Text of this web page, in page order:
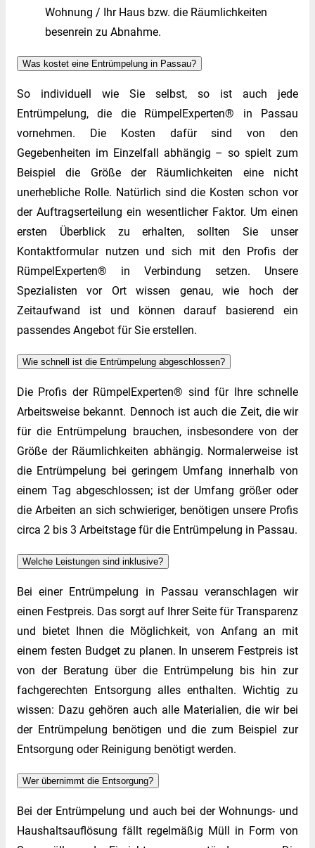
Wohnung / Ihr Haus bzw. die Räumlichkeiten
besenrein zu Abnahme.
Was kostet eine Entrümpelung in Passau?
So individuell wie Sie selbst, so ist auch jede
Entrümpelung, die die RümpelExperten® in Passau
vornehmen. Die Kosten dafür sind von den
Gegebenheiten im Einzelfall abhängig – so spielt zum
Beispiel die Größe der Räumlichkeiten eine nicht
unerhebliche Rolle. Natürlich sind die Kosten schon vor
der Auftragserteilung ein wesentlicher Faktor. Um einen
ersten Überblick zu erhalten, sollten Sie unser
Kontaktformular nutzen und sich mit den Profis der
RümpelExperten® in Verbindung setzen. Unsere
Spezialisten vor Ort wissen genau, wie hoch der
Zeitaufwand ist und können darauf basierend ein
passendes Angebot für Sie erstellen.
Wie schnell ist die Entrümpelung abgeschlossen?
Die Profis der RümpelExperten® sind für Ihre schnelle
Arbeitsweise bekannt. Dennoch ist auch die Zeit, die wir
für die Entrümpelung brauchen, insbesondere von der
Größe der Räumlichkeiten abhängig. Normalerweise ist
die Entrümpelung bei geringem Umfang innerhalb von
einem Tag abgeschlossen; ist der Umfang größer oder
die Arbeiten an sich schwieriger, benötigen unsere Profis
circa 2 bis 3 Arbeitstage für die Entrümpelung in Passau.
Welche Leistungen sind inklusive?
Bei einer Entrümpelung in Passau veranschlagen wir
einen Festpreis. Das sorgt auf Ihrer Seite für Transparenz
und bietet Ihnen die Möglichkeit, von Anfang an mit
einem festen Budget zu planen. In unserem Festpreis ist
von der Beratung über die Entrümpelung bis hin zur
fachgerechten Entsorgung alles enthalten. Wichtig zu
wissen: Dazu gehören auch alle Materialien, die wir bei
der Entrümpelung benötigen und die zum Beispiel zur
Entsorgung oder Reinigung benötigt werden.
Wer übernimmt die Entsorgung?
Bei der Entrümpelung und auch bei der Wohnungs- und
Haushaltsauflösung fällt regelmäßig Müll in Form von